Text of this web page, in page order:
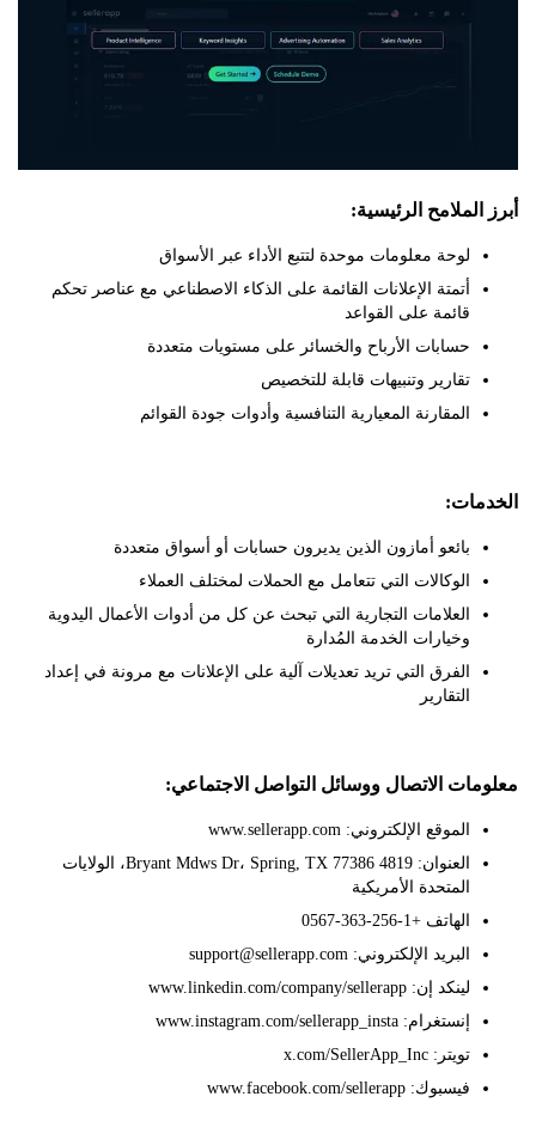
الرئيسية:
لوحة معلومات موحدة لتتبع الأداء عبر الأسواق
أتمتة الإعلانات القائمة على الذكاء الاصطناعي مع عناصر تحكم
قائمة على القواعد
حسابات الأرباح والخسائر على مستويات متعددة
تقارير وتنبيهات قابلة للتخصيص
المقارنة المعيارية التنافسية وأدوات جودة القوائم
بائعو أمازون الذين يديرون حسابات أو أسواق متعددة
الوكالات التي تتعامل مع الحملات لمختلف العملاء
العلامات التجارية التي تبحث عن كل من أدوات الأعمال اليدوية
وخيارات الخدمة المُدارة
الفرق التي تريد تعديلات آلية على الإعلانات مع مرونة في إعداد
الاتصال ووسائل التواصل الاجتماعي:
الموقع الإلكتروني: www.sellerapp.com
العنوان: 4819 Bryant Mdws Dr، Spring, TX 77386، الولايات
المتحدة الأمريكية
الهاتف +1-256-363-0567
البريد الإلكتروني: support@sellerapp.com
لينكد إن: www.linkedin.com/company/sellerapp
إنستغرام: www.instagram.com/sellerapp_insta
تويتر: x.com/SellerApp_Inc
فيسبوك: www.facebook.com/sellerapp